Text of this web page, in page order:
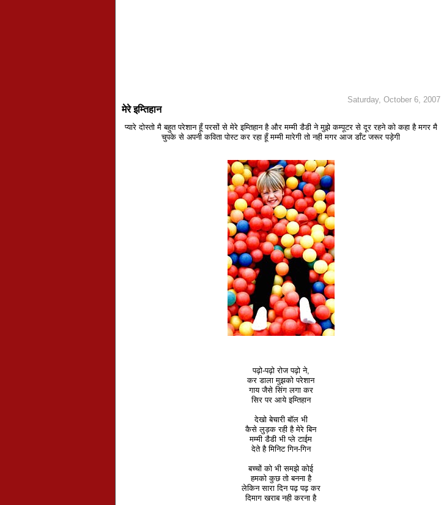
Saturday, October 6, 2007
मेरे इम्तिहान
प्यारे दोस्तो मै बहुत परेशान हूँ परसों से मेरे इम्तिहान है और मम्मी डैडी ने मुझे कम्पूटर से दूर रहने को कहा है मगर मै
चुपके से अपनी कविता पोस्ट कर रहा हूँ मम्मी मारेगी तो नही मगर आज डाँट जरूर पड़ेगी
पढ़ो-पढ़ो रोज पढ़ो ने,
कर डाला मुझको परेशान
गाय जैसे सिंग लगा कर
सिर पर आये इम्तिहान
देखो बेचारी बॉल भी
कैसे लुड़क रही है मेरे बिन
मम्मी डैडी भी प्ले टाईम
देते है मिनिट गिन-गिन
बच्चों को भी समझे कोई
हमको कुछ तो बनना है
लेकिन सारा दिन पढ़ पढ़ कर
दिमाग खराब नही करना है